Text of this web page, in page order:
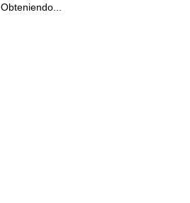
Obteniendo...